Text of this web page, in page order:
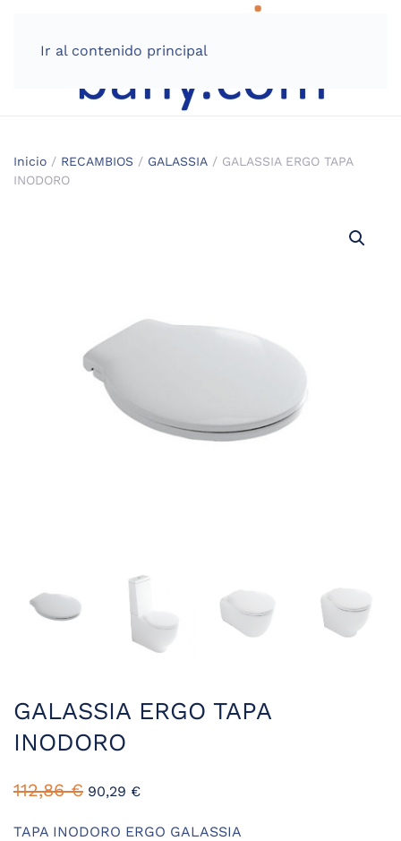
Ir al contenido principal
Inicio / RECAMBIOS / GALASSIA / GALASSIA ERGO TAPA
INODORO
GALASSIA ERGO TAPA
INODORO
112,86€ 90,29 €
TAPA INODORO ERGO GALASSIA